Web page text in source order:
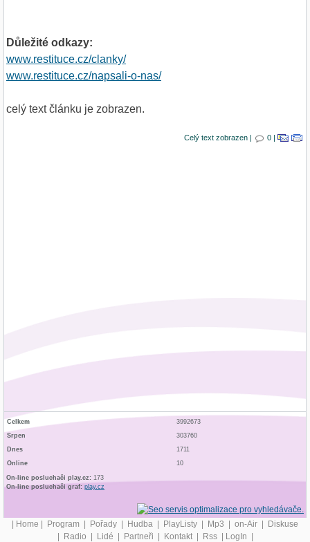
Důležité odkazy:
www.restituce.cz/clanky/
www.restituce.cz/napsali-o-nas/
celý text článku je zobrazen.
Celý text zobrazen | 0 |
Celkem
3992673
Srpen
303760
Dnes
1711
Online
10
On-line posluchači play.cz: 173
On-line posluchači graf: play.cz
| Home | Program | Pořady | Hudba | PlayListy | Mp3 | on-Air | Diskuse
| Radio | Lidé | Partneři | Kontakt | Rss | LogIn |